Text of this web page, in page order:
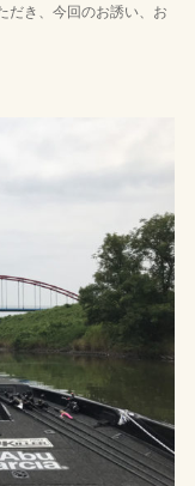
だき、今回のお誘い、お